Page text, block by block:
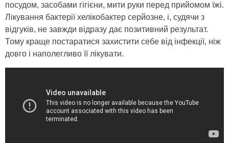
посудом, засобами гігієни, мити руки перед прийомом їжі.
Лікування бактерії хелікобактер серйозне, і, судячи з
відгуків, не завжди відразу дає позитивний результат.
Тому краще постаратися захистити себе від інфекції, ніж
довго і наполегливо її лікувати.